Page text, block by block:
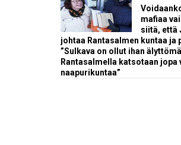
mafiaa
siitä, että
johtaa Rantasalmen kuntaa ja
”Sulkava on ollut ihan
Rantasalmella katsotaan jopa
naapurikuntaa”